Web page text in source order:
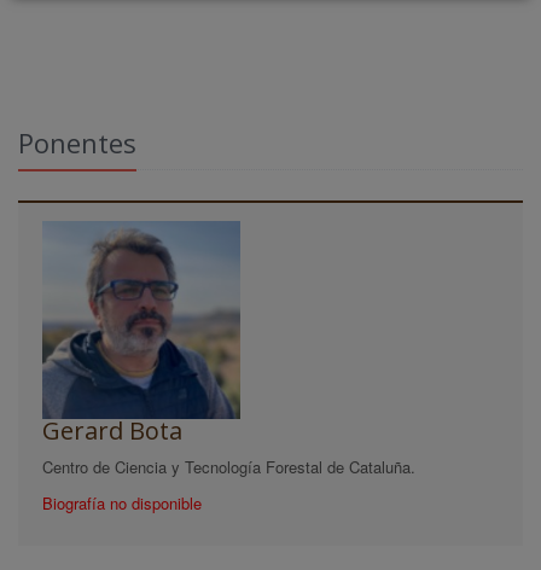
Ponentes
Gerard Bota
Centro de Ciencia y Tecnología Forestal de Cataluña.
Biografía no disponible